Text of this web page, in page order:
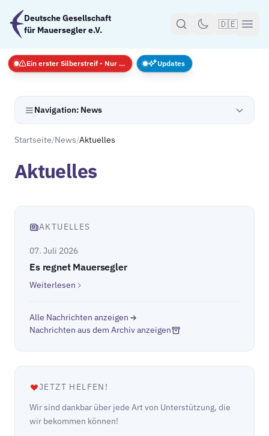
Zum Hauptinhalt springen
Deutsche Gesellschaft
für Mauersegler e.V.
🇩🇪
Navigation: News
Startseite/News/Aktuelles
Aktuelles
AKTUELLES
07. Juli 2026
Es regnet Mauersegler
Weiterlesen
Alle Nachrichten anzeigen
Nachrichten aus dem Archiv anzeigen
JETZT HELFEN!
Wir sind dankbar über jede Art von Unterstützung, die
wir bekommen können!
Ein erster Silberstreif - Nur Notfälle Updates